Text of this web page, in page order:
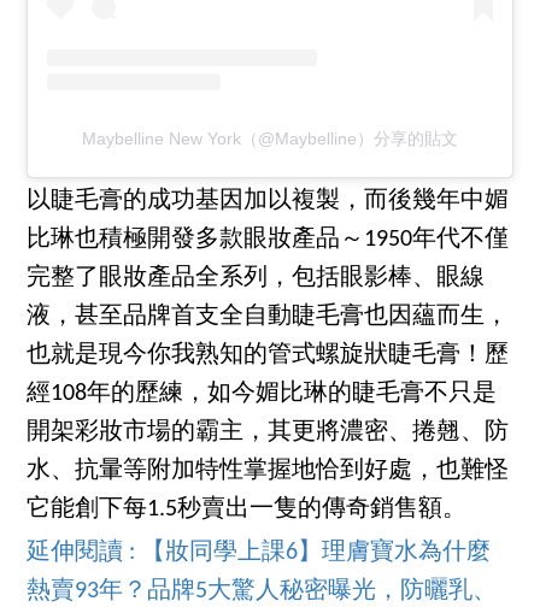
Maybelline New York（@Maybelline）分享的貼文
以睫毛膏的成功基因加以複製，而後幾年中媚
比琳也積極開發多款眼妝產品～1950年代不僅
完整了眼妝產品全系列，包括眼影棒、眼線
液，甚至品牌首支全自動睫毛膏也因蘊而生，
也就是現今你我熟知的管式螺旋狀睫毛膏！歷
經108年的歷練，如今媚比琳的睫毛膏不只是
開架彩妝市場的霸主，其更將濃密、捲翹、防
水、抗暈等附加特性掌握地恰到好處，也難怪
它能創下每1.5秒賣出一隻的傳奇銷售額。
延伸閱讀 : 【妝同學上課6】理膚寶水為什麼
熱賣93年？品牌5大驚人秘密曝光，防曬乳、